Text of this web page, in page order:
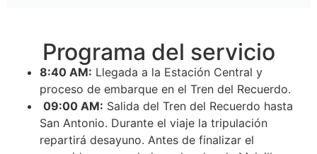
Programa del servicio
8:40 AM: Llegada a la Estación Central y
proceso de embarque en el Tren del Recuerdo.
09:00 AM: Salida del Tren del Recuerdo hasta
San Antonio. Durante el viaje la tripulación
repartirá desayuno. Antes de finalizar el